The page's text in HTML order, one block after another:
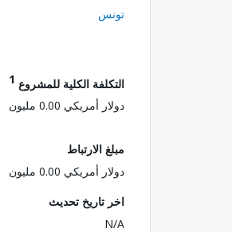
تونس
التكلفة الكلية للمشروع 1
دولار أمريكي 0.00 مليون
مبلغ الارتباط
دولار أمريكي 0.00 مليون
اخر تاريخ تحديث
N/A